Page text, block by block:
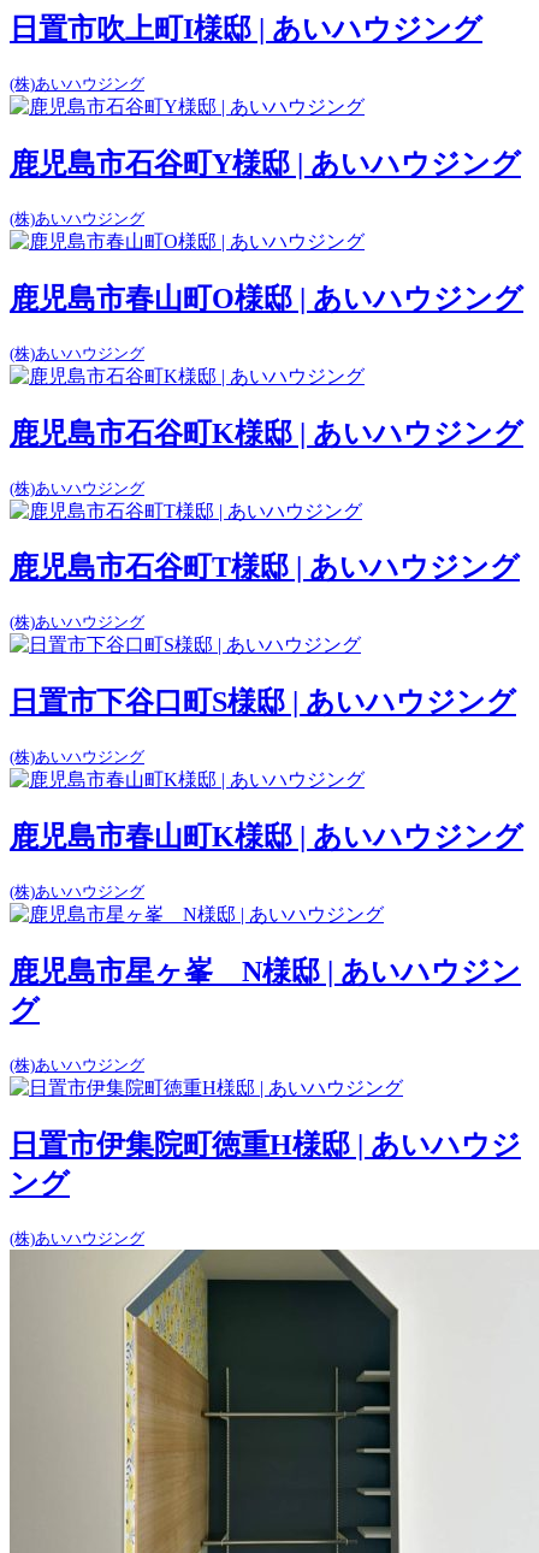
日置市吹上町I様邸 | あいハウジング
(株)あいハウジング
鹿児島市石谷町Y様邸 | あいハウジング
(株)あいハウジング
鹿児島市春山町O様邸 | あいハウジング
(株)あいハウジング
鹿児島市石谷町K様邸 | あいハウジング
(株)あいハウジング
鹿児島市石谷町T様邸 | あいハウジング
(株)あいハウジング
日置市下谷口町S様邸 | あいハウジング
(株)あいハウジング
鹿児島市春山町K様邸 | あいハウジング
(株)あいハウジング
鹿児島市星ヶ峯 N様邸 | あいハウジン
グ
(株)あいハウジング
日置市伊集院町徳重H様邸 | あいハウジ
ング
(株)あいハウジング